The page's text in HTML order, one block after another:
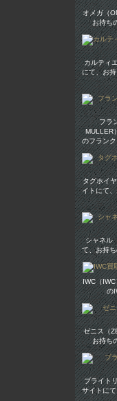
オメガ（
お持ち
カルティ
にて、お
フラ
MULLER
のフラン
タグホイ
イトにて
シャネル
て、お持
IWC（
の
ゼニス（
お持ち
ブライト
サイトに